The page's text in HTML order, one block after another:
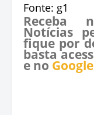
Fonte: g1
Receba
Notícias
fique por
basta
e no